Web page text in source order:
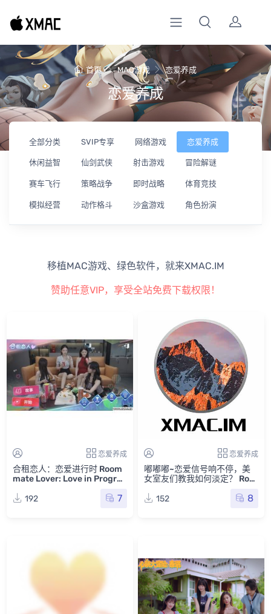
首页 MAC游戏 恋爱养成
恋爱养成
全部分类 SVIP专享 网络游戏 恋爱养成
休闲益智 仙剑武侠 射击游戏 冒险解谜
赛车飞行 策略战争 即时战略 体育竞技
模拟经营 动作格斗 沙盒游戏 角色扮演
移植MAC游戏、绿色软件，就来XMAC.IM
赞助任意VIP，享受全站免费下载权限！
恋爱养成
合租恋人：恋爱进行时 Room
mate Lover: Love in Progres
Mac游戏
192 7
恋爱养成
嘟嘟嘟~恋爱信号响不停，美
女室友们教我如何淡定？ Roo
ging Hearts Mac版 苹果电脑
152 8